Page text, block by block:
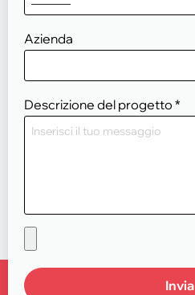
Azienda
Descrizione del progetto *
Invia